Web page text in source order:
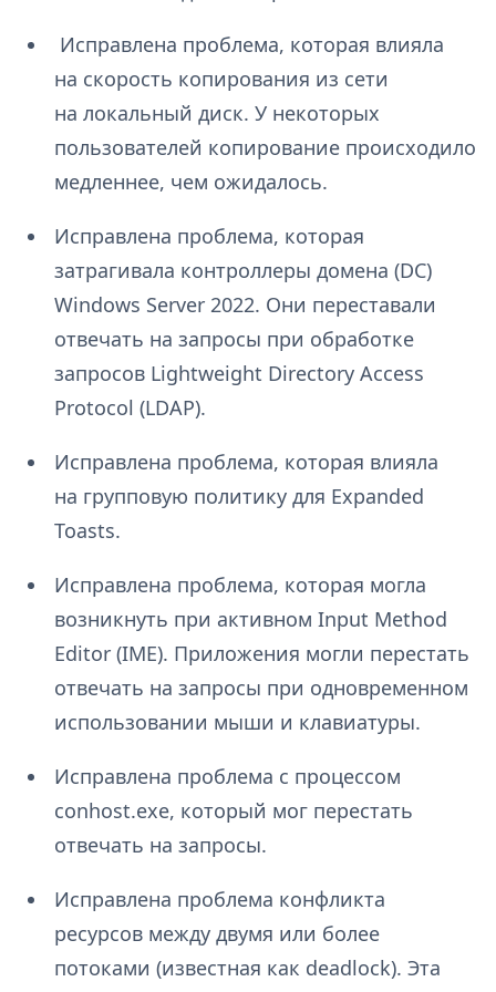
Исправлена проблема, которая влияла
на скорость копирования из сети
на локальный диск. У некоторых
пользователей копирование происходило
медленнее, чем ожидалось.
Исправлена проблема, которая
затрагивала контроллеры домена (DC)
Windows Server 2022. Они переставали
отвечать на запросы при обработке
запросов Lightweight Directory Access
Protocol (LDAP).
Исправлена проблема, которая влияла
на групповую политику для Expanded
Toasts.
Исправлена проблема, которая могла
возникнуть при активном Input Method
Editor (IME). Приложения могли перестать
отвечать на запросы при одновременном
использовании мыши и клавиатуры.
Исправлена проблема с процессом
conhost.exe, который мог перестать
отвечать на запросы.
Исправлена проблема конфликта
ресурсов между двумя или более
потоками (известная как deadlock). Эта